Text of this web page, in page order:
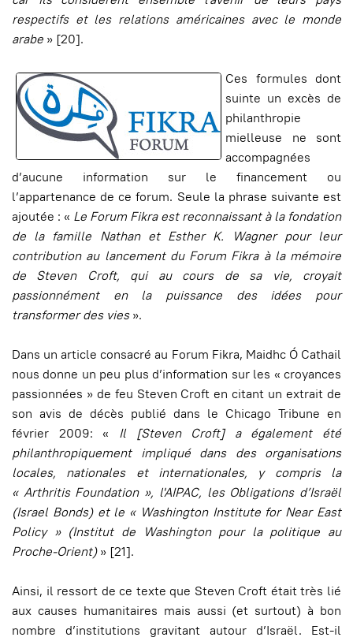
respectifs et les relations américaines avec le monde
arabe » [20].
Ces formules dont
suinte un excès de
philanthropie
mielleuse ne sont
accompagnées
d’aucune information sur le financement ou
l’appartenance de ce forum. Seule la phrase suivante est
ajoutée : « Le Forum Fikra est reconnaissant à la fondation
de la famille Nathan et Esther K. Wagner pour leur
contribution au lancement du Forum Fikra à la mémoire
de Steven Croft, qui au cours de sa vie, croyait
passionnément en la puissance des idées pour
transformer des vies».
Dans un article consacré au Forum Fikra, Maidhc Ó Cathail
nous donne un peu plus d’information sur les « croyances
passionnées » de feu Steven Croft en citant un extrait de
son avis de décès publié dans le Chicago Tribune en
février 2009: « Il [Steven Croft] a également été
philanthropiquement impliqué dans des organisations
locales, nationales et internationales, y compris la
« Arthritis Foundation », l'AIPAC, les Obligations d’Israël
(Israel Bonds) et le « Washington Institute for Near East
Policy » (Institut de Washington pour la politique au
Proche-Orient)» [21].
Ainsi, il ressort de ce texte que Steven Croft était très lié
aux causes humanitaires mais aussi (et surtout) à bon
nombre d’institutions gravitant autour d’Israël. Est-il